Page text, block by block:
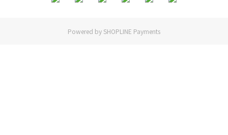
Powered by SHOPLINE Payments